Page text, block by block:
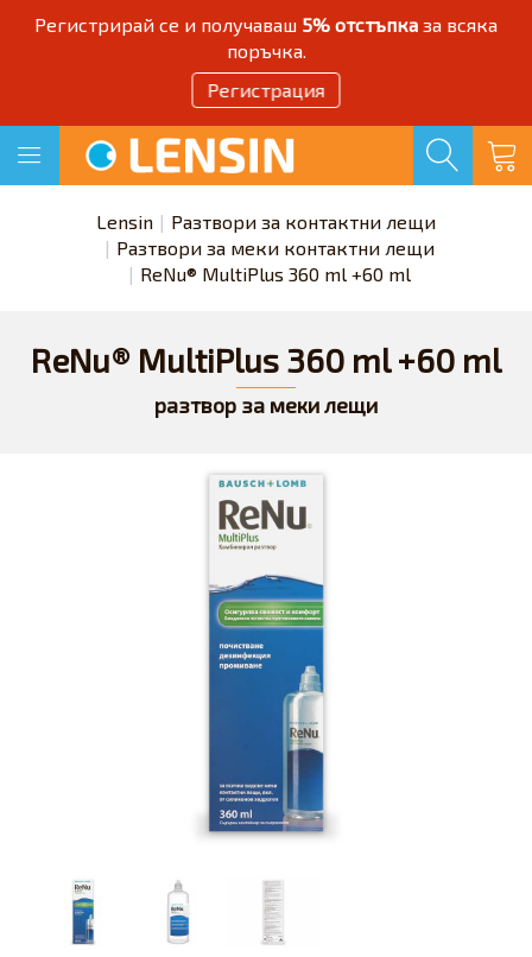
Регистрирай се и получаваш 5% отстъпка за всяка
поръчка.
Регистрация
Lensin
Разтвори за контактни лещи
Разтвори за меки контактни лещи
ReNu® MultiPlus 360 ml +60 ml
ReNu® MultiPlus 360 ml +60 ml
разтвор за меки лещи